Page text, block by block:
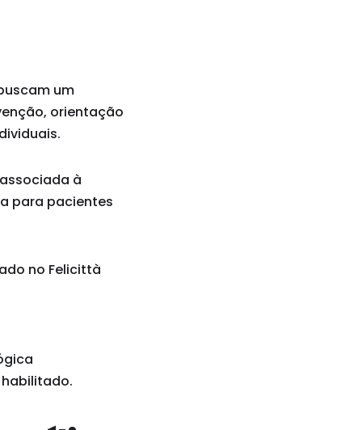
um
orientação
à
para pacientes
no Felicittà